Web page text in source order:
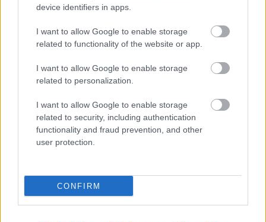
device identifiers in apps.
I want to allow Google to enable storage
related to functionality of the website or app.
I want to allow Google to enable storage
related to personalization.
I want to allow Google to enable storage
related to security, including authentication
functionality and fraud prevention, and other
user protection.
CONFIRM
NŐVERŐ SZOMBATHELYI FÉRFI ELLEN EMELT
VÁDAT AZ ÜGYÉSZSÉG
A férfi a nyílt utcán kezdte verni áldozatát.